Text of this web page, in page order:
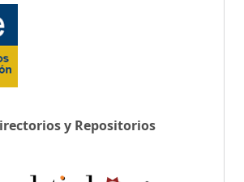
y Repositorios